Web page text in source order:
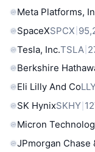
Meta Platforms,
SpaceXSPCX
Tesla, Inc.TSLA
Berkshire
Eli Lilly And Co
SK HynixSKHY
Micron
JPmorgan Chase